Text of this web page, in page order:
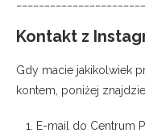
Kontakt z
Gdy macie jakikolwiek
kontem, poniżej
E-mail do Centrum